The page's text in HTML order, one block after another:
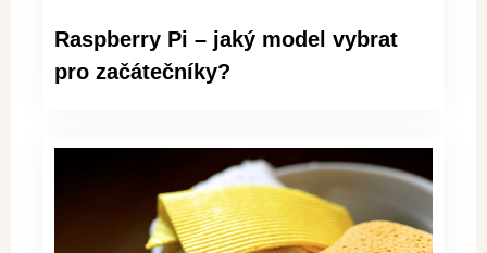
Raspberry Pi – jaký model vybrat
pro začátečníky?